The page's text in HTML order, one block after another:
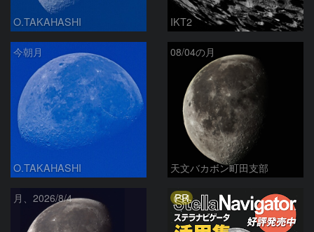
O.TAKAHASHI IKT2
今朝月
O.TAKAHASHI
08/04の月
天文バカボン町田支部
月、2026/8/4 PR